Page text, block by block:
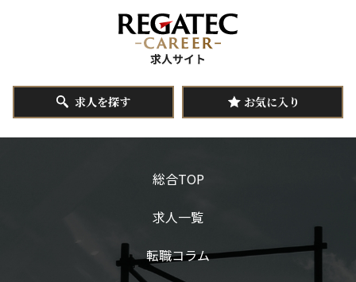
求人を探す お気に入り
総合TOP
求人一覧
転職コラム